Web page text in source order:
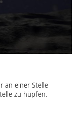
an einer Stelle
zu hüpfen.